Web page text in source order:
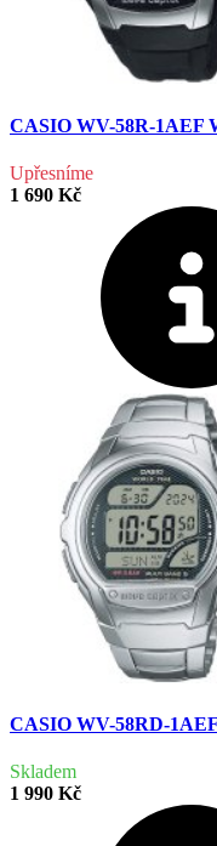
CASIO WV-58R-1AEF
Upřesníme
1 690 Kč
CASIO WV-58RD-
Skladem
1 990 Kč